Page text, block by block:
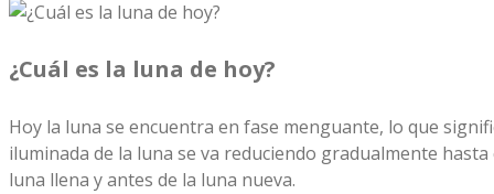
¿Cuál es la luna de hoy?
Hoy la luna se encuentra en fase menguante, lo que
iluminada de la luna se va reduciendo gradualmente
luna llena y antes de la luna nueva.